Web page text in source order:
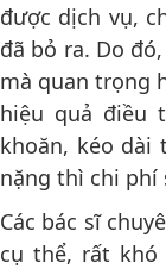
được dịch vụ,
đã bỏ ra. Do
mà quan trọng
hiệu quả điều
khoăn, kéo dài
nặng thì chi phí
Các bác sĩ
cụ thể, rất